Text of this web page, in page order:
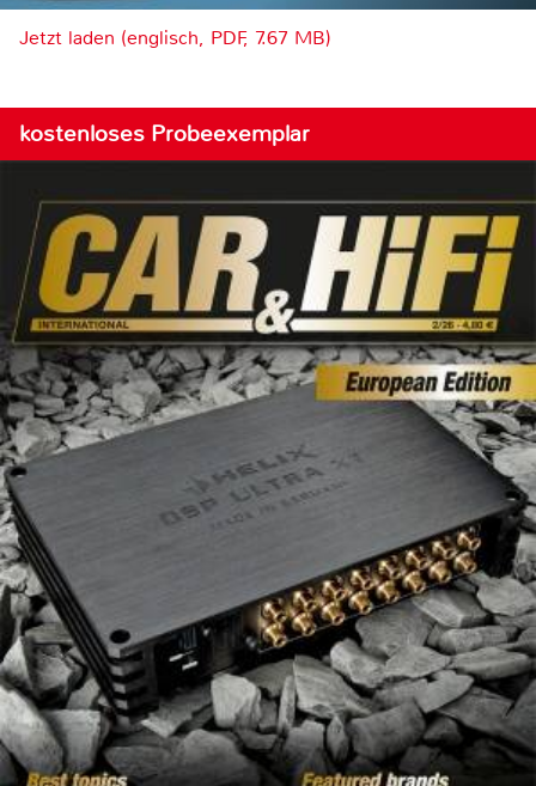
Jetzt laden (englisch, PDF, 7.67 MB)
kostenloses Probeexemplar